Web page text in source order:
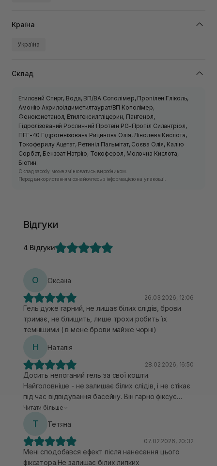
Країна
Україна
Склад
Етиловий Спирт, Вода, ВП/ВА Сополімер, Пропілен Гліколь,
Амонію Акрилоілдиметилтаурат/ВП Кополімер,
Феноксиетанол, Етилгексилгліцерин, Пантенол,
Гідролізований Рослинний Протеїн PG-Пропіл Силантріол,
ПЕГ-40 Гідрогенізована Рицинова Олія, Лінолева Кислота,
Токоферилу Ацетат, Ретиніл Пальмітат, Соєва Олія, Калію
Сорбат, Бензоат Натрію, Токоферол, Молочна Кислота,
Біотин.
Склад засобу може змінюватись виробником.
Перед використанням ознайомтесь з інформацією на упаковці.
Відгуки
4 Відгуки
О Оксана
26.03.2026, 12:06
Гель дуже гарний, не лишає білих слідів, брови
тримає, не блищить, лише трохи робить їх
темнішими ( в мене брови майже чорні)
Н Наталія
28.02.2026, 16:50
Досить непоганий гель за свої кошти.
Найголовніше - не залишає білих слідів, і не стікає
під час відвідування басейну. Він гарно фіксує
брови, не перемішуючи їх. Дуже подобається
стимулювання росту нових волосків
Читати більше
Т Тетяна
07.02.2026, 20:32
Мені сподобався ефект після нанесення цього
фіксатора.Не залишає білих липких